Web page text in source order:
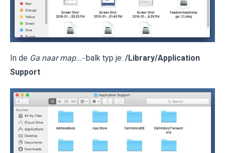
In de Ga naar map...- balk typ je: /Library/Application
Support